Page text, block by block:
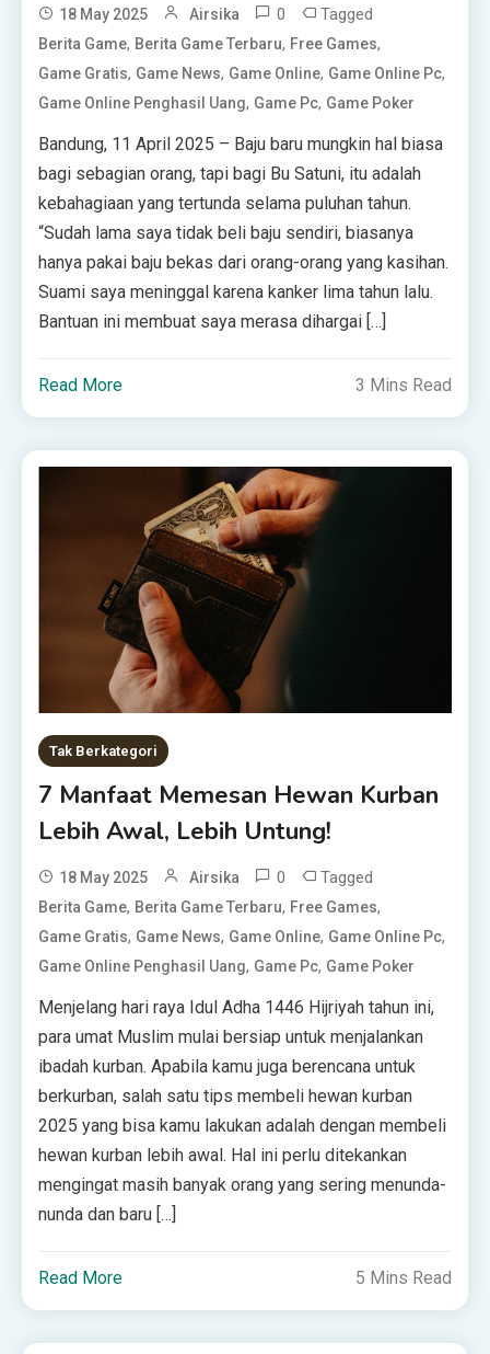
18 May 2025 Airsika 0 Tagged
Berita Game, Berita Game Terbaru, Free Games,
Game Gratis, Game News, Game Online, Game Online Pc,
Game Online Penghasil Uang, Game Pc, Game Poker
Bandung, 11 April 2025 – Baju baru mungkin hal biasa
bagi sebagian orang, tapi bagi Bu Satuni, itu adalah
kebahagiaan yang tertunda selama puluhan tahun.
“Sudah lama saya tidak beli baju sendiri, biasanya
hanya pakai baju bekas dari orang-orang yang kasihan.
Suami saya meninggal karena kanker lima tahun lalu.
Bantuan ini membuat saya merasa dihargai […]
Read More 3 Mins Read
Tak Berkategori
7 Manfaat Memesan Hewan Kurban
Lebih Awal, Lebih Untung!
18 May 2025 Airsika 0 Tagged
Berita Game, Berita Game Terbaru, Free Games,
Game Gratis, Game News, Game Online, Game Online Pc,
Game Online Penghasil Uang, Game Pc, Game Poker
Menjelang hari raya Idul Adha 1446 Hijriyah tahun ini,
para umat Muslim mulai bersiap untuk menjalankan
ibadah kurban. Apabila kamu juga berencana untuk
berkurban, salah satu tips membeli hewan kurban
2025 yang bisa kamu lakukan adalah dengan membeli
hewan kurban lebih awal. Hal ini perlu ditekankan
mengingat masih banyak orang yang sering menunda-
nunda dan baru […]
Read More 5 Mins Read